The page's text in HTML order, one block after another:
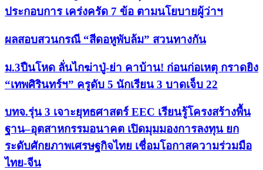
ประกอบการ เคร่งครัด 7 ข้อ ตามนโยบายผู้ว่าฯ
ผลสอบสวนกรณี “สีดอหูพับล้ม” สวนทางกัน
ม.3ปืนโหด ลั่นไกฆ่าปู่-ย่า คาบ้าน! ก่อนก่อเหตุ กราดยิง
“เทพศิรินทร์ฯ” ครูดับ 5 นักเรียน 3 บาดเจ็บ 22
บทจ.รุ่น 3 เจาะยุทธศาสตร์ EEC เรียนรู้โครงสร้างพื้น
ฐาน–อุตสาหกรรมอนาคต เปิดมุมมองการลงทุน ยก
ระดับศักยภาพเศรษฐกิจไทย เชื่อมโอกาสความร่วมมือ
ไทย-จีน